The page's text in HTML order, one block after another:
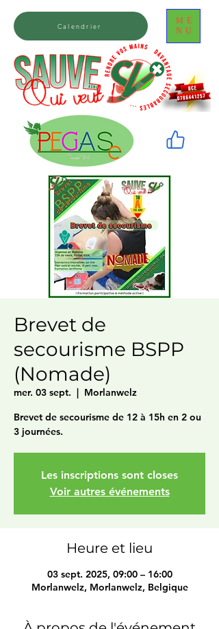
ME
NU
Calendrier
Brevet de
secourisme BSPP
(Nomade)
mer. 03 sept.
  |
Morlanwelz
Brevet de secourisme de 12 à 15h en 2 ou
3 journées.
Les inscriptions sont closes
Voir autres événements
Heure et lieu
03 sept. 2025, 09:00 – 16:00
Morlanwelz, Morlanwelz, Belgique